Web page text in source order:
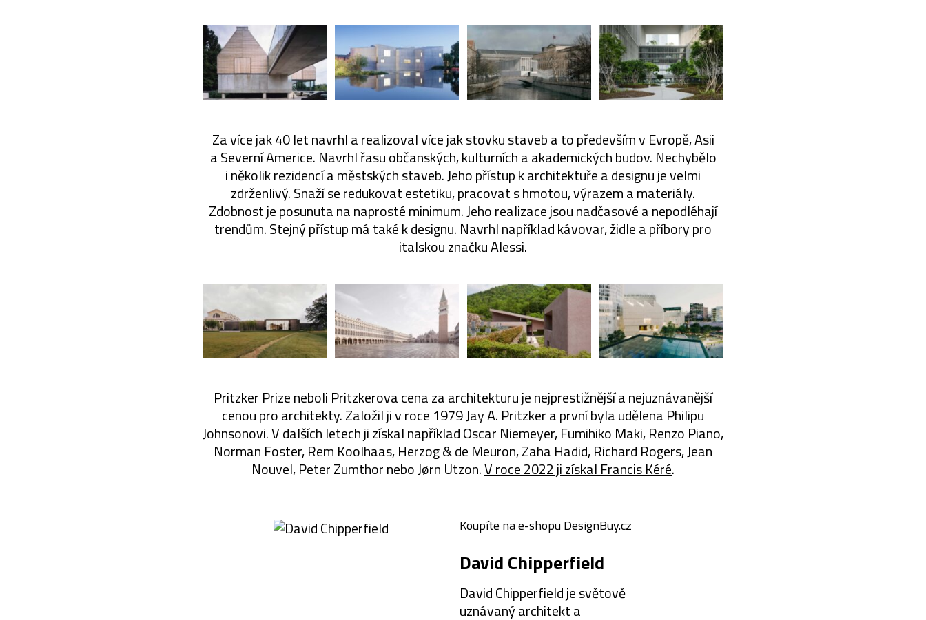
Za více jak 40 let navrhl a realizoval více jak stovku staveb a to především v Evropě, Asii
a Severní Americe. Navrhl řasu občanských, kulturních a akademických budov. Nechybělo
i několik rezidencí a městských staveb. Jeho přístup k architektuře a designu je velmi
zdrženlivý. Snaží se redukovat estetiku, pracovat s hmotou, výrazem a materiály.
Zdobnost je posunuta na naprosté minimum. Jeho realizace jsou nadčasové a nepodléhají
trendům. Stejný přístup má také k designu. Navrhl například kávovar, židle a příbory pro
italskou značku Alessi.
Pritzker Prize neboli Pritzkerova cena za architekturu je nejprestižnější a nejuznávanější
cenou pro architekty. Založil ji v roce 1979 Jay A. Pritzker a první byla udělena Philipu
Johnsonovi. V dalších letech ji získal například Oscar Niemeyer, Fumihiko Maki, Renzo Piano,
Norman Foster, Rem Koolhaas, Herzog & de Meuron, Zaha Hadid, Richard Rogers, Jean
Nouvel, Peter Zumthor nebo Jørn Utzon.V roce 2022 ji získal Francis Kéré.
Koupíte na e-shopu DesignBuy.cz
David Chipperfield
David Chipperfield je světově
uznávaný architekt a